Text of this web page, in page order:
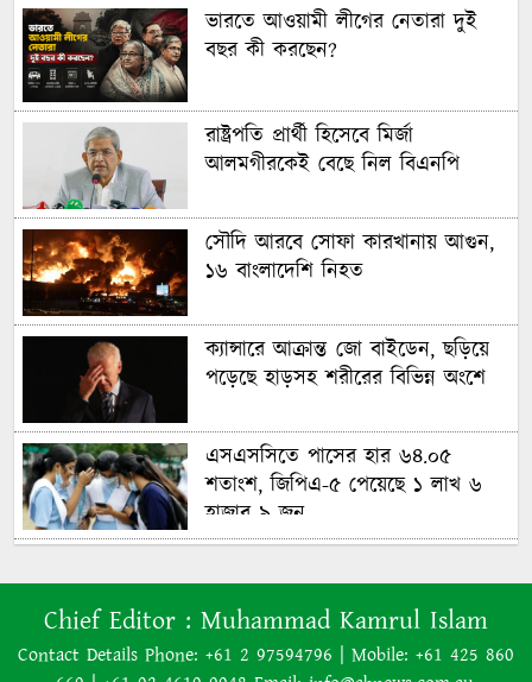
ভারতে আওয়ামী লীগের নেতারা দুই
বছর কী করছেন?
রাষ্ট্রপতি প্রার্থী হিসেবে মির্জা
আলমগীরকেই বেছে নিল বিএনপি
সৌদি আরবে সোফা কারখানায় আগুন,
১৬ বাংলাদেশি নিহত
ক্যান্সারে আক্রান্ত জো বাইডেন, ছড়িয়ে
পড়েছে হাড়সহ শরীরের বিভিন্ন অংশে
এসএসসিতে পাসের হার ৬৪.০৫
শতাংশ, জিপিএ-৫ পেয়েছে ১ লাখ ৬
হাজার ৯ জন
বিষয়ে দৃষ্টিভঙ্গি
নিজ প্রজন্মের পর প্রজন্মের বসবাসের
Chief Editor : Muhammad Kamrul Islam
Contact Details Phone: +61 2 97594796 | Mobile: +61 425 860